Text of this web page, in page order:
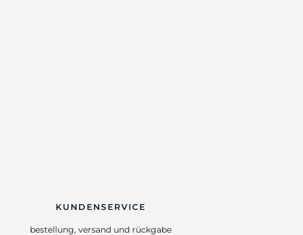
KUNDENSERVICE
bestellung, versand und rückgabe